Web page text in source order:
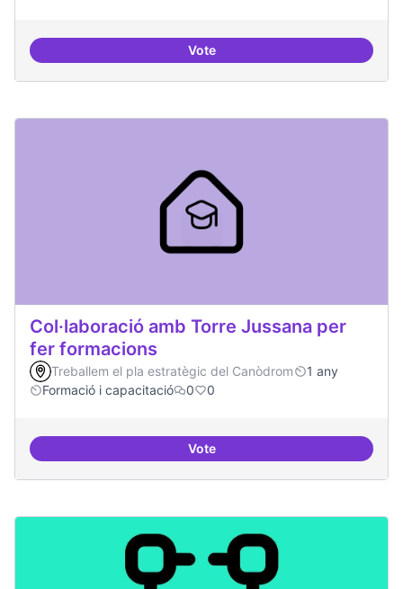
VoteCanòdrom com a refugi en cas
Col·laboració amb Torre Jussana per
fer formacions
Treballem el pla estratègic del Canòdrom
1 any
Formació i capacitació
0 0
VoteCol·laboració amb Torre